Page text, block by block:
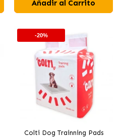
Añadir al Carrito
-20%
Colti Dog Trainning Pads